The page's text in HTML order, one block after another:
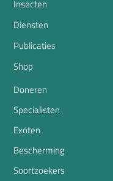
Insecten
Diensten
Publicaties
Shop
Doneren
Specialisten
Exoten
Bescherming
Soortzoekers